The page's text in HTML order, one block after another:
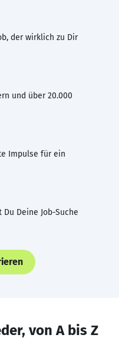
der wirklich zu Dir
und über 20.000
Impulse für ein
Deine Job-Suche
von A bis Z